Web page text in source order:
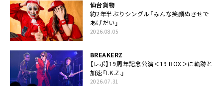
仙台貨物
約2年半ぶりシングル「みんな笑顔ぬさせで
あげだい」
2026.08.05
BREAKERZ
【レポ】19周年記念公演＜19 BOX＞に軌跡と
加速「I.K.Z.」
2026.07.31